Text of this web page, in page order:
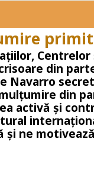
din
Navarro
din
activă și
și ne